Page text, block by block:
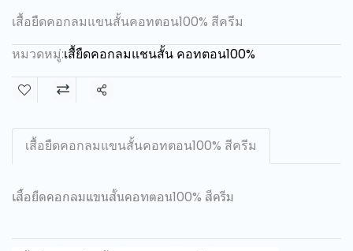
เสื้อยืดคอกลมแขนสั้นคอทตอน100% สีครีม
หมวดหมู่:เสื้ยืดคอกลมแชนสั้น คอทตอน100%
แชร์
เสื้อยืดคอกลมแขนสั้นคอทตอน100% สีครีม
เสื้อยืดคอกลมแขนสั้นคอทตอน100% สีครีม